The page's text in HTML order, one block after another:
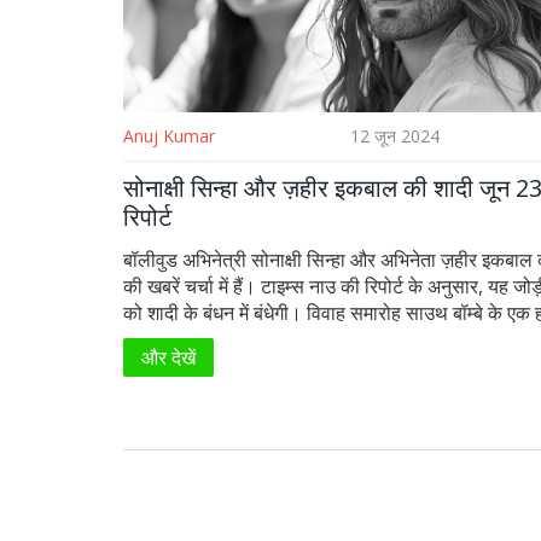
Anuj Kumar 12 जून 2024
सोनाक्षी सिन्हा और ज़हीर इकबाल की शादी जून
रिपोर्ट
बॉलीवुड अभिनेत्री सोनाक्षी सिन्हा और अभिनेता ज़हीर इकबाल
की खबरें चर्चा में हैं। टाइम्स नाउ की रिपोर्ट के अनुसार, यह
को शादी के बंधन में बंधेगी। विवाह समारोह साउथ बॉम्बे के एक
होने की संभावना है। सोनाक्षी और ज़हीर 2020 से एक-दूसरे
रहे हैं और अक्सर मुंबई में विभिन्न कार्यक्रमों और डिनर
और देखें